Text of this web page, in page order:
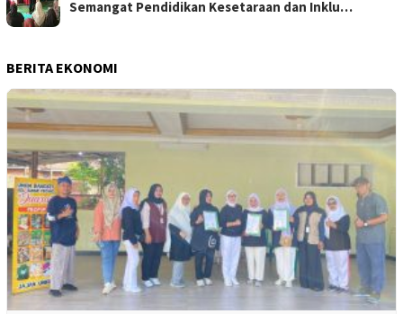
Semangat Pendidikan Kesetaraan dan Inklu…
BERITA EKONOMI